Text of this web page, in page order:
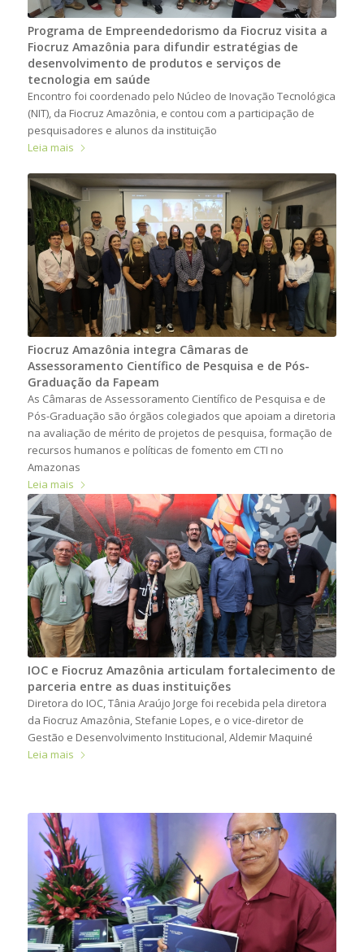
Programa de Empreendedorismo da Fiocruz visita a
Fiocruz Amazônia para difundir estratégias de
desenvolvimento de produtos e serviços de
tecnologia em saúde
Encontro foi coordenado pelo Núcleo de Inovação Tecnológica
(NIT), da Fiocruz Amazônia, e contou com a participação de
pesquisadores e alunos da instituição
Leia mais
Fiocruz Amazônia integra Câmaras de
Assessoramento Científico de Pesquisa e de Pós-
Graduação da Fapeam
As Câmaras de Assessoramento Científico de Pesquisa e de
Pós-Graduação são órgãos colegiados que apoiam a diretoria
na avaliação de mérito de projetos de pesquisa, formação de
recursos humanos e políticas de fomento em CTI no
Amazonas
Leia mais
IOC e Fiocruz Amazônia articulam fortalecimento de
parceria entre as duas instituições
Diretora do IOC, Tânia Araújo Jorge foi recebida pela diretora
da Fiocruz Amazônia, Stefanie Lopes, e o vice-diretor de
Gestão e Desenvolvimento Institucional, Aldemir Maquiné
Leia mais